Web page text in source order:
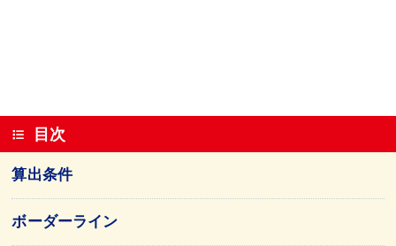
目次
算出条件
ボーダーライン